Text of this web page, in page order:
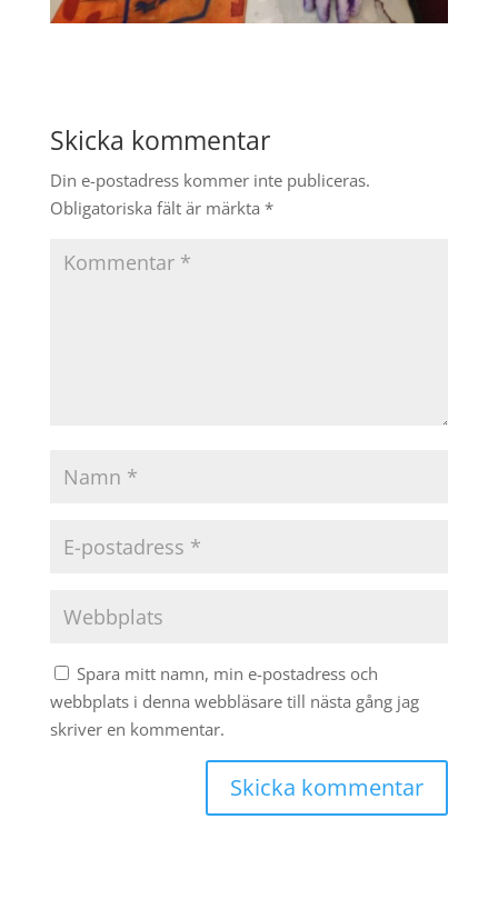
Skicka kommentar
Din e-postadress kommer inte publiceras.
Obligatoriska fält är märkta *
Spara mitt namn, min e-postadress och
webbplats i denna webbläsare till nästa gång jag
skriver en kommentar.